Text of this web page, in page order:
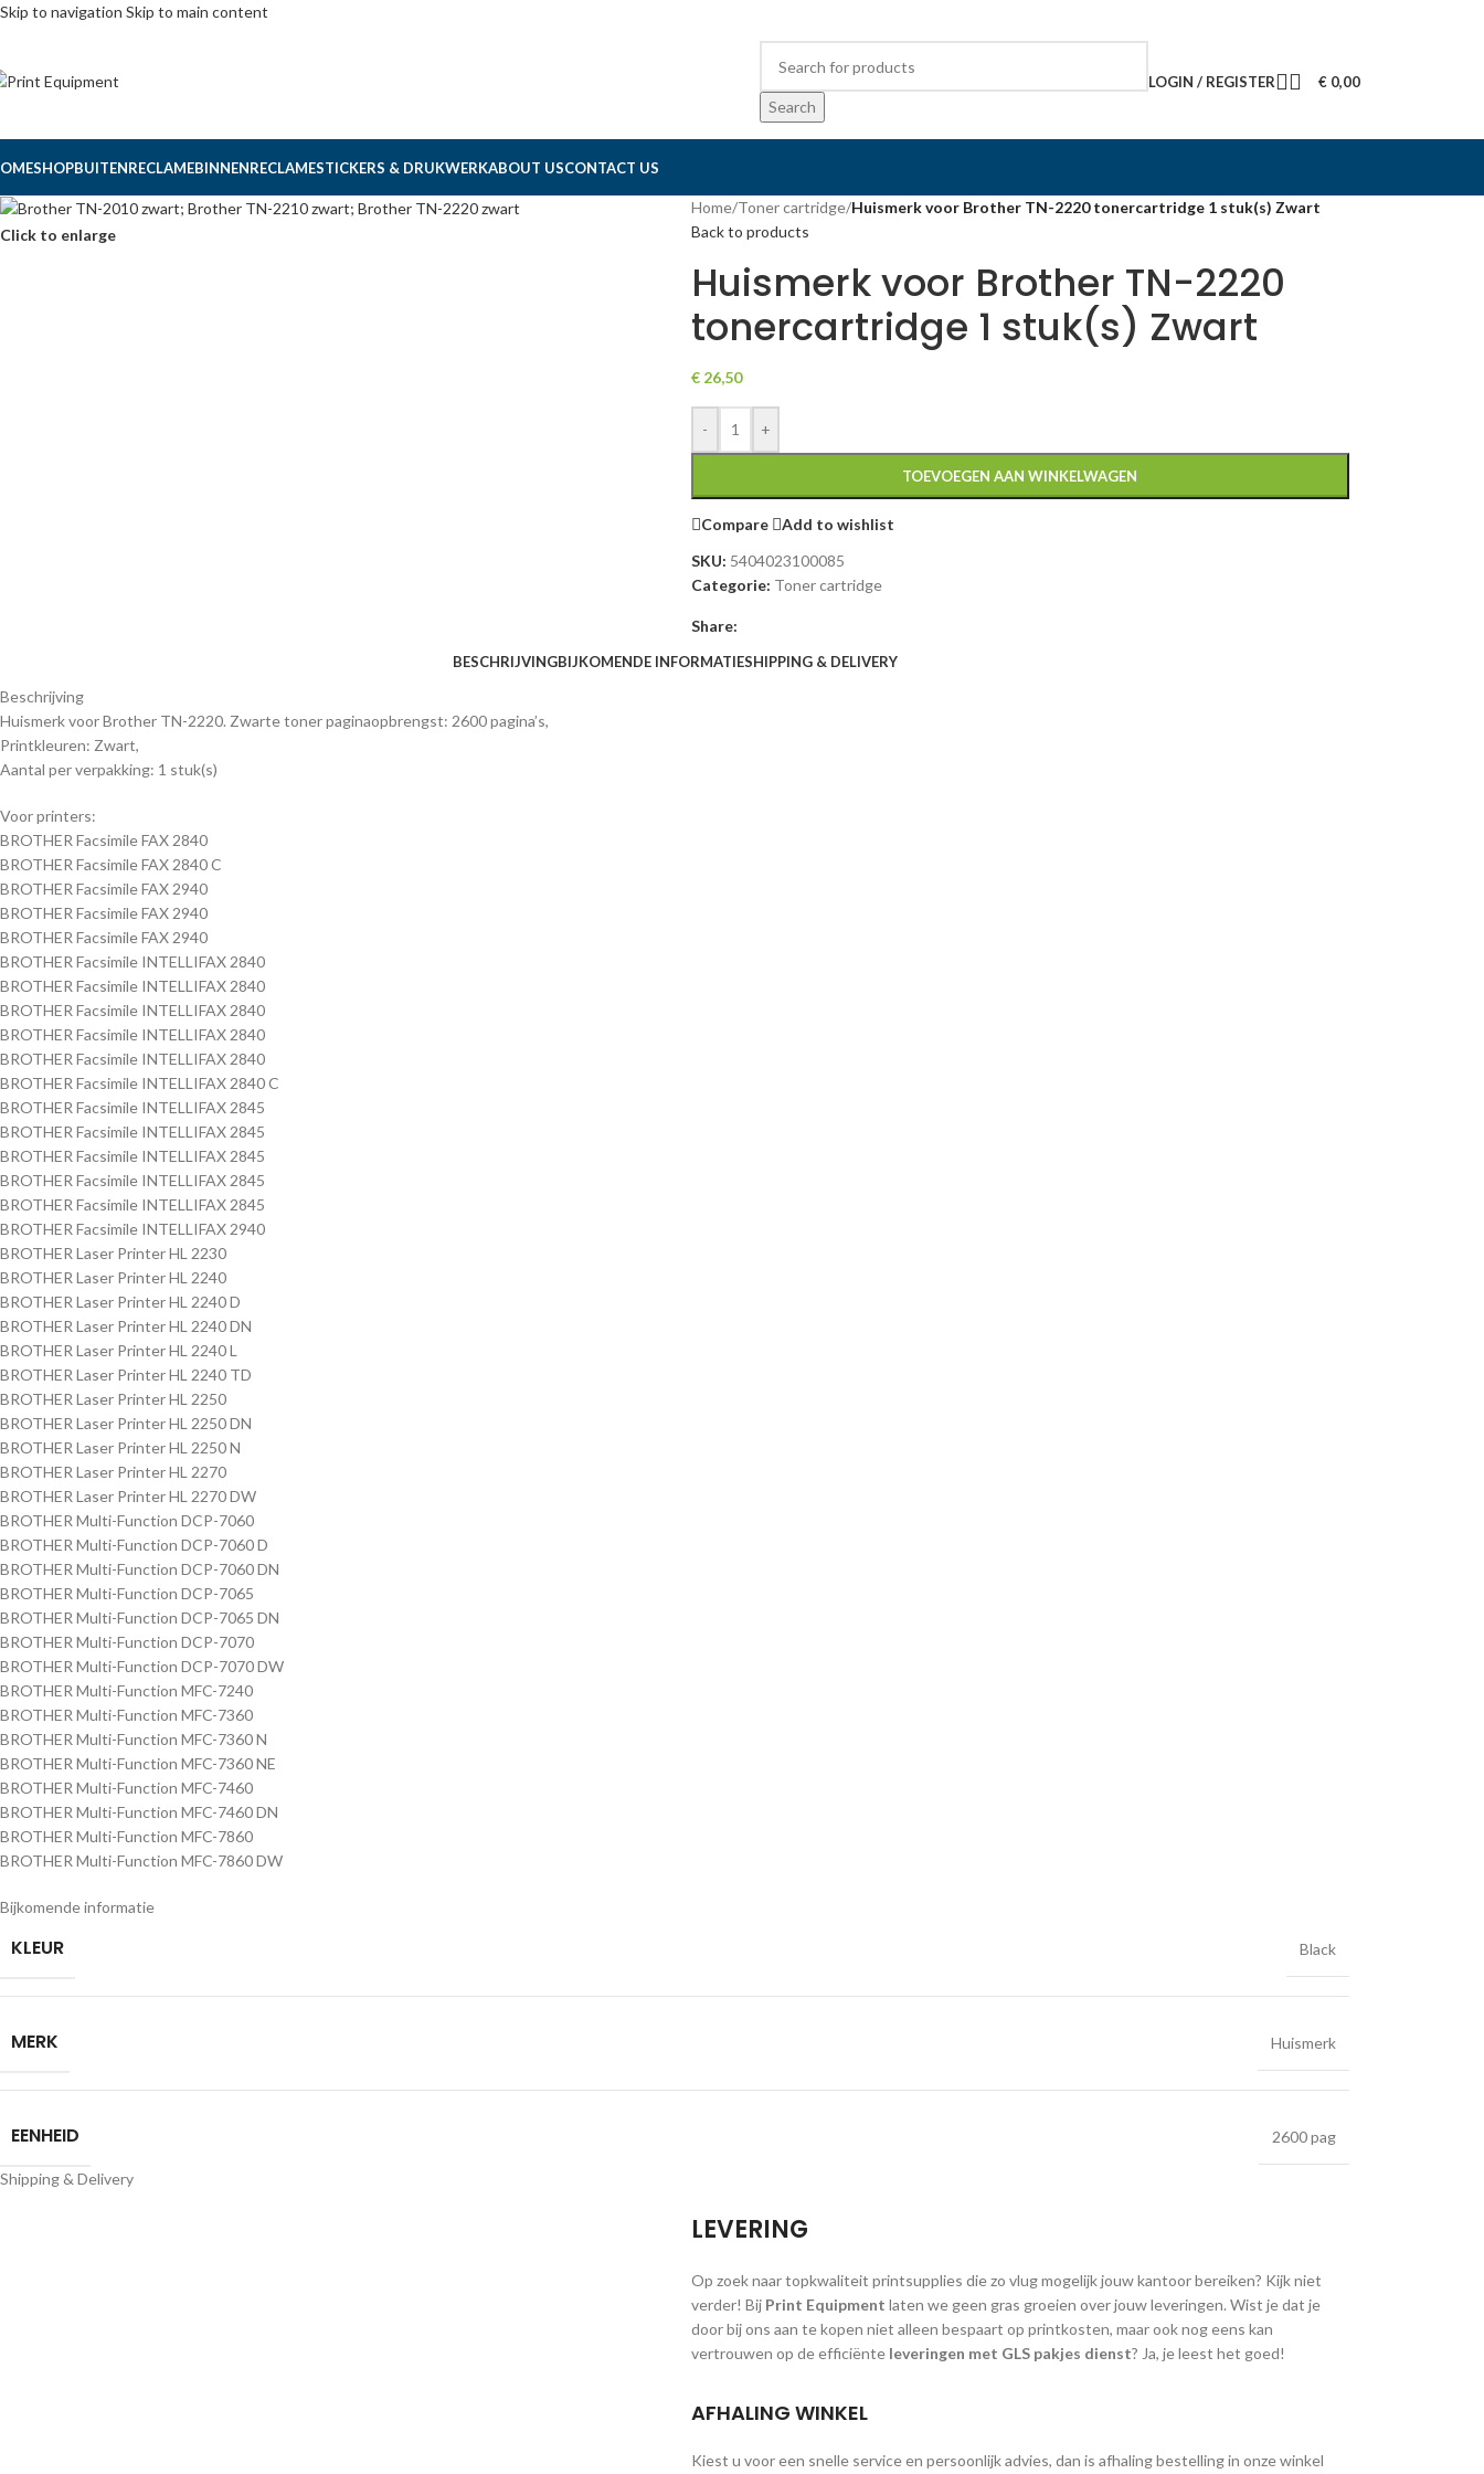
Skip to navigation Skip to main content
Search
LOGIN / REGISTER € 0,00
SHOPBUITENRECLAMEBINNENRECLAMESTICKERS & DRUKWERKABOUT USCONTACT US
Click to enlarge
Home/Toner cartridge/Huismerk voor Brother TN-2220 tonercartridge 1 stuk(s) Zwart
Back to products
Huismerk voor Brother TN-2220
tonercartridge 1 stuk(s) Zwart
€26,50
- +
TOEVOEGEN AAN WINKELWAGEN
Compare
Add to wishlist
SKU: 5404023100085
Categorie: Toner cartridge
Share:
BESCHRIJVINGBIJKOMENDE INFORMATIESHIPPING & DELIVERY
Beschrijving
Huismerk voor Brother TN-2220. Zwarte toner paginaopbrengst: 2600 pagina’s,
Printkleuren: Zwart,
Aantal per verpakking: 1 stuk(s)
Voor printers:
BROTHER Facsimile FAX 2840
BROTHER Facsimile FAX 2840 C
BROTHER Facsimile FAX 2940
BROTHER Facsimile FAX 2940
BROTHER Facsimile FAX 2940
BROTHER Facsimile INTELLIFAX 2840
BROTHER Facsimile INTELLIFAX 2840
BROTHER Facsimile INTELLIFAX 2840
BROTHER Facsimile INTELLIFAX 2840
BROTHER Facsimile INTELLIFAX 2840
BROTHER Facsimile INTELLIFAX 2840 C
BROTHER Facsimile INTELLIFAX 2845
BROTHER Facsimile INTELLIFAX 2845
BROTHER Facsimile INTELLIFAX 2845
BROTHER Facsimile INTELLIFAX 2845
BROTHER Facsimile INTELLIFAX 2845
BROTHER Facsimile INTELLIFAX 2940
BROTHER Laser Printer HL 2230
BROTHER Laser Printer HL 2240
BROTHER Laser Printer HL 2240 D
BROTHER Laser Printer HL 2240 DN
BROTHER Laser Printer HL 2240 L
BROTHER Laser Printer HL 2240 TD
BROTHER Laser Printer HL 2250
BROTHER Laser Printer HL 2250 DN
BROTHER Laser Printer HL 2250 N
BROTHER Laser Printer HL 2270
BROTHER Laser Printer HL 2270 DW
BROTHER Multi-Function DCP-7060
BROTHER Multi-Function DCP-7060 D
BROTHER Multi-Function DCP-7060 DN
BROTHER Multi-Function DCP-7065
BROTHER Multi-Function DCP-7065 DN
BROTHER Multi-Function DCP-7070
BROTHER Multi-Function DCP-7070 DW
BROTHER Multi-Function MFC-7240
BROTHER Multi-Function MFC-7360
BROTHER Multi-Function MFC-7360 N
BROTHER Multi-Function MFC-7360 NE
BROTHER Multi-Function MFC-7460
BROTHER Multi-Function MFC-7460 DN
BROTHER Multi-Function MFC-7860
BROTHER Multi-Function MFC-7860 DW
Bijkomende informatie
KLEUR Black
MERK Huismerk
EENHEID 2600 pag
Shipping & Delivery
LEVERING
Op zoek naar topkwaliteit printsupplies die zo vlug mogelijk jouw kantoor bereiken? Kijk niet
verder! Bij Print Equipment laten we geen gras groeien over jouw leveringen. Wist je dat je
door bij ons aan te kopen niet alleen bespaart op printkosten, maar ook nog eens kan
vertrouwen op de efficiënte leveringen met GLS pakjes dienst? Ja, je leest het goed!
AFHALING WINKEL
Kiest u voor een snelle service en persoonlijk advies, dan is afhaling bestelling in onze winkel